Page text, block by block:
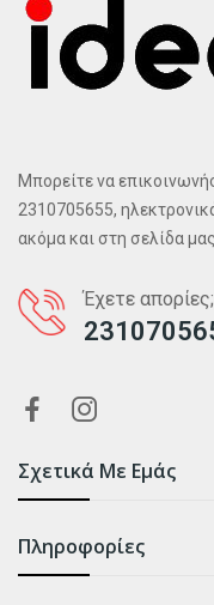
Μπορείτε να
2310705655,
ακόμα και στη σελίδα
Έχετε απορίες;
Σχετικά Με Εμάς
Πληροφορίες